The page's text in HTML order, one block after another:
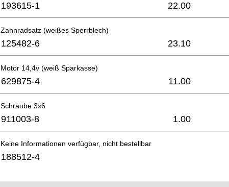
193615-1 22.00
Zahnradsatz (weißes Sperrblech)
125482-6 23.10
Motor 14,4v (weiß Sparkasse)
629875-4 11.00
Schraube 3x6
911003-8 1.00
Keine Informationen verfügbar, nicht bestellbar
188512-4